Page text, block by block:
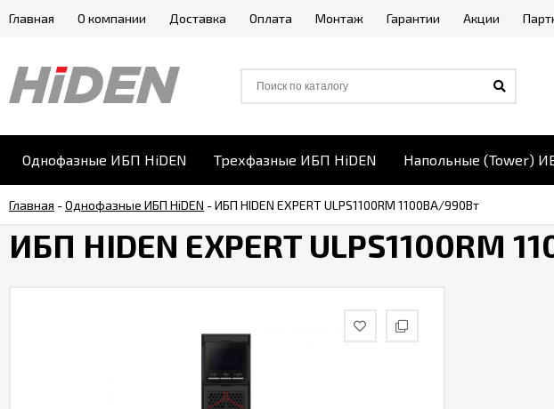
Главная О компании Доставка Оплата Монтаж Гарантии Акции
Однофазные ИБП HiDEN Трехфазные ИБП HiDEN Напольные (Tower)
Главная -Однофазные ИБП HiDEN -ИБП HIDEN EXPERT ULPS1100RM 1100ВА/990Вт
ИБП HIDEN EXPERT ULPS1100RM